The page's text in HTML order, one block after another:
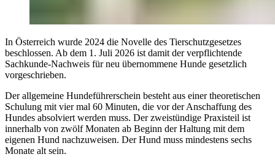
In Österreich wurde 2024 die Novelle des Tierschutzgesetzes
beschlossen. Ab dem 1. Juli 2026 ist damit der verpflichtende
Sachkunde-Nachweis für neu übernommene Hunde gesetzlich
vorgeschrieben.
Der allgemeine Hundeführerschein besteht aus einer theoretischen
Schulung mit vier mal 60 Minuten, die vor der Anschaffung des
Hundes absolviert werden muss. Der zweistündige Praxisteil ist
innerhalb von zwölf Monaten ab Beginn der Haltung mit dem
eigenen Hund nachzuweisen. Der Hund muss mindestens sechs
Monate alt sein.